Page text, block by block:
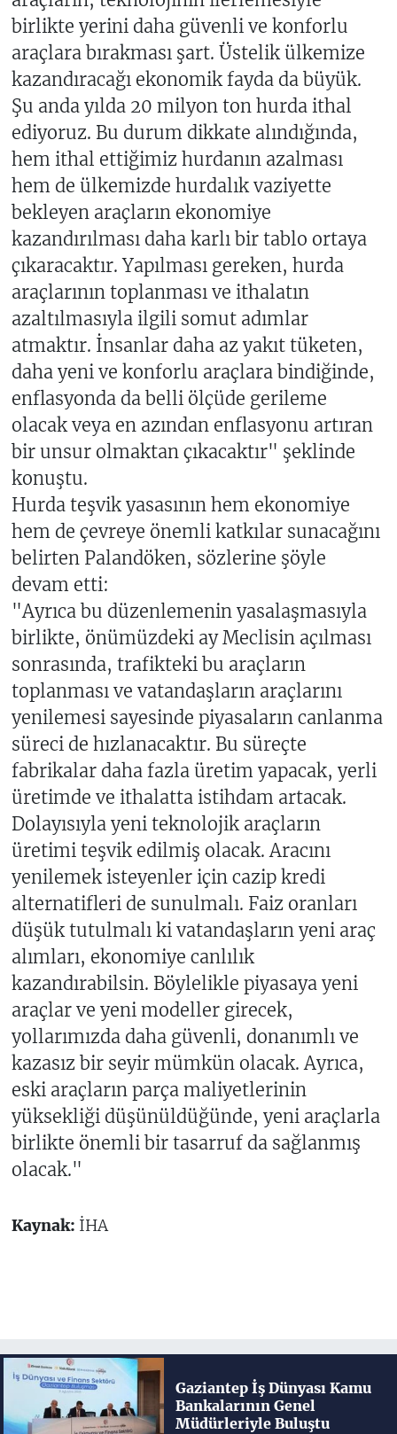
birlikte yerini daha güvenli ve konforlu
araçlara bırakması şart. Üstelik ülkemize
kazandıracağı ekonomik fayda da büyük.
Şu anda yılda 20 milyon ton hurda ithal
ediyoruz. Bu durum dikkate alındığında,
hem ithal ettiğimiz hurdanın azalması
hem de ülkemizde hurdalık vaziyette
bekleyen araçların ekonomiye
kazandırılması daha karlı bir tablo ortaya
çıkaracaktır. Yapılması gereken, hurda
araçlarının toplanması ve ithalatın
azaltılmasıyla ilgili somut adımlar
atmaktır. İnsanlar daha az yakıt tüketen,
daha yeni ve konforlu araçlara bindiğinde,
enflasyonda da belli ölçüde gerileme
olacak veya en azından enflasyonu artıran
bir unsur olmaktan çıkacaktır" şeklinde
konuştu.
Hurda teşvik yasasının hem ekonomiye
hem de çevreye önemli katkılar sunacağını
belirten Palandöken, sözlerine şöyle
devam etti:
"Ayrıca bu düzenlemenin yasalaşmasıyla
birlikte, önümüzdeki ay Meclisin açılması
sonrasında, trafikteki bu araçların
toplanması ve vatandaşların araçlarını
yenilemesi sayesinde piyasaların canlanma
süreci de hızlanacaktır. Bu süreçte
fabrikalar daha fazla üretim yapacak, yerli
üretimde ve ithalatta istihdam artacak.
Dolayısıyla yeni teknolojik araçların
üretimi teşvik edilmiş olacak. Aracını
yenilemek isteyenler için cazip kredi
alternatifleri de sunulmalı. Faiz oranları
düşük tutulmalı ki vatandaşların yeni araç
alımları, ekonomiye canlılık
kazandırabilsin. Böylelikle piyasaya yeni
araçlar ve yeni modeller girecek,
yollarımızda daha güvenli, donanımlı ve
kazasız bir seyir mümkün olacak. Ayrıca,
eski araçların parça maliyetlerinin
yüksekliği düşünüldüğünde, yeni araçlarla
birlikte önemli bir tasarruf da sağlanmış
olacak."
Kaynak: İHA
Gaziantep İş Dünyası Kamu
Bankalarının Genel
Müdürleriyle Buluştu